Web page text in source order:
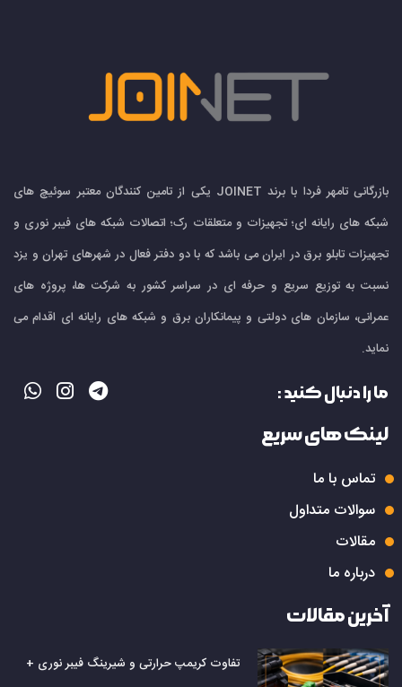
بازرگانی تامهر فردا با برند JOINET یکی از تامین کنندگان معتبر سوئیچ های
شبکه های رایانه ای؛ تجهیزات و متعلقات رک؛ اتصالات شبکه های فیبر نوری و
تجهیزات تابلو برق در ایران می باشد که با دو دفتر فعال در شهرهای تهران و یزد
نسبت به توزیع سریع و حرفه ای در سراسر کشور به شرکت ها، پروژه های
عمرانی، سازمان های دولتی و پیمانکاران برق و شبکه های رایانه ای اقدام می
نماید.
ما را دنبال کنید :
لینک های سریع
تماس با ما
سوالات متداول
مقالات
درباره ما
آخرین مقالات
تفاوت کریمپ حرارتی و شیرینگ فیبر نوری +